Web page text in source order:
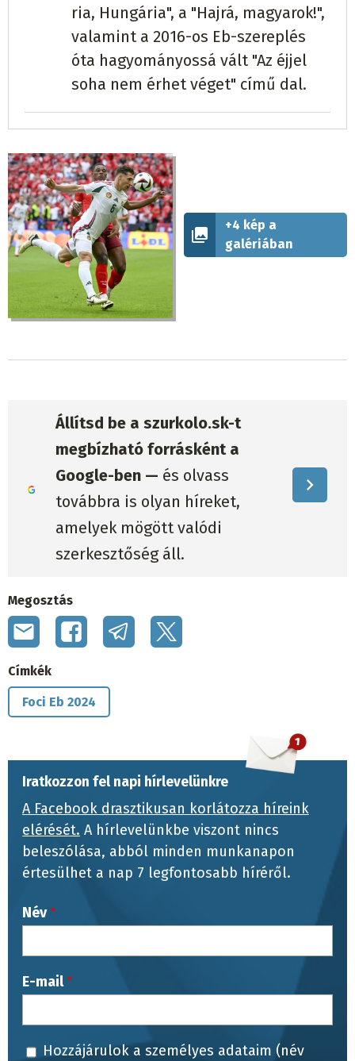
ria, Hungária", a "Hajrá, magyarok!",
valamint a 2016-os Eb-szereplés
óta hagyományossá vált "Az éjjel
soha nem érhet véget" című dal.
+4 kép a
galériában
Állítsd be a szurkolo.sk-t
megbízható forrásként a
Google-ben — és olvass
továbbra is olyan híreket,
amelyek mögött valódi
szerkesztőség áll.
Megosztás
Címkék
Foci Eb 2024
Iratkozzon fel napi hírlevelünkre
A Facebook drasztikusan korlátozza híreink
elérését. A hírlevelünkbe viszont nincs
beleszólása, abból minden munkanapon
értesülhet a nap 7 legfontosabb híréről.
Név
E-mail
Hozzájárulok a személyes adataim (név